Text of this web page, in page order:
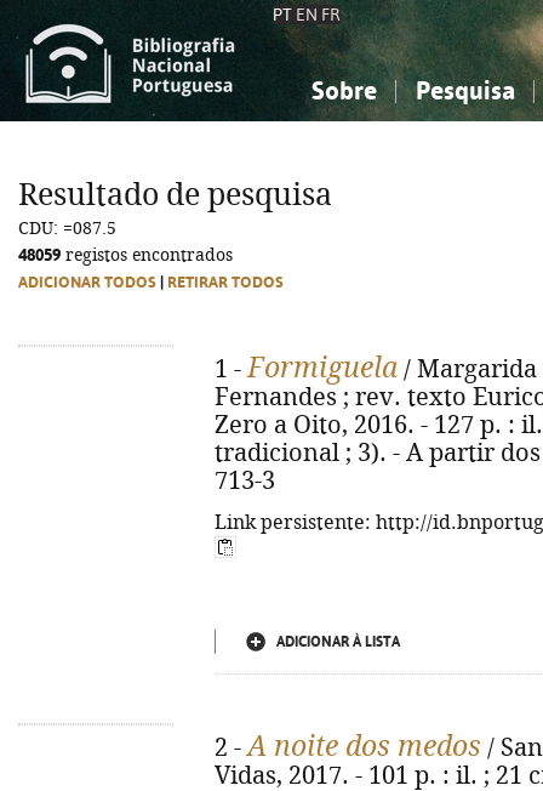
PT EN FR
Sobre Pesquisa
Ciências sociais...
Ciências sociais...
Resultado de pesquisa
CDU: =087.5
48059 registos encontrados
ADICIONAR TODOS RETIRAR TODOS
1 -Formiguela / Margarida
Fernandes ; rev. texto
Zero a Oito, 2016. - 127 p. :
tradicional ; 3). - A partir dos
713-3
Link persistente: http://
ADICIONAR À LISTA
2 -A noite dos medos /
Vidas, 2017. - 101 p. : il. ; 21